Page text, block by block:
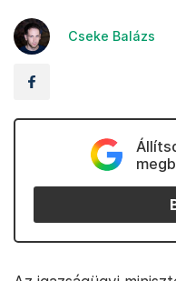
Cseke Balázs